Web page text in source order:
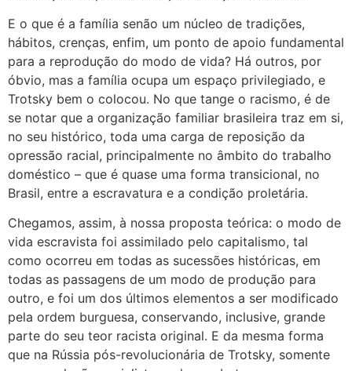
E o que é a família senão um núcleo de tradições,
hábitos, crenças, enfim, um ponto de apoio fundamental
para a reprodução do modo de vida? Há outros, por
óbvio, mas a família ocupa um espaço privilegiado, e
Trotsky bem o colocou. No que tange o racismo, é de
se notar que a organização familiar brasileira traz em si,
no seu histórico, toda uma carga de reposição da
opressão racial, principalmente no âmbito do trabalho
doméstico – que é quase uma forma transicional, no
Brasil, entre a escravatura e a condição proletária.
Chegamos, assim, à nossa proposta teórica: o modo de
vida escravista foi assimilado pelo capitalismo, tal
como ocorreu em todas as sucessões históricas, em
todas as passagens de um modo de produção para
outro, e foi um dos últimos elementos a ser modificado
pela ordem burguesa, conservando, inclusive, grande
parte do seu teor racista original. E da mesma forma
que na Rússia pós-revolucionária de Trotsky, somente